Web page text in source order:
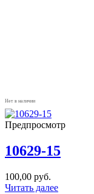
Нет в наличии
Предпросмотр
10629-15
100,00 руб.
Читать далее